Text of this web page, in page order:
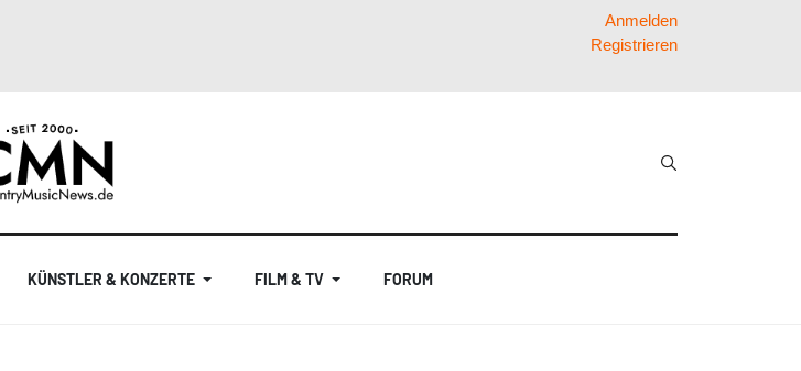
Anmelden
Registrieren
KÜNSTLER & KONZERTE FILM & TV FORUM